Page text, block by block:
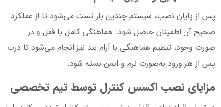
پس از پایان نصب، سیستم چندین بار تست می‌شود تا از عملکرد
صحیح آن اطمینان حاصل شود. هماهنگی کامل با قفل و در
صورت وجود، تنظیم هماهنگی با آرام بند نیز انجام می‌شود تا درب
پس از هر ورود به‌صورت نرم و ایمن بسته شود.
مزایای نصب اکسس کنترل توسط تیم تخصصی